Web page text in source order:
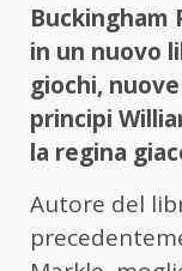
Buckingham
in un nuovo
giochi,
principi
la regina
Autore del